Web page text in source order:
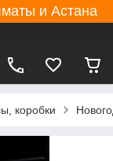
и Астана
коробки